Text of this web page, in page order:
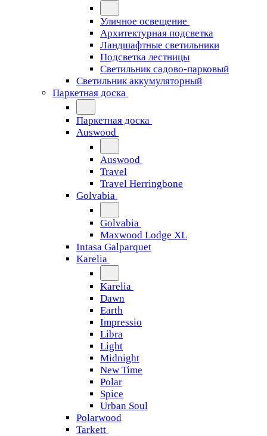
Уличное освещение
Архитектурная подсветка
Ландшафтные светильники
Подсветка лестницы
Светильник садово-парковый
Светильник аккумуляторный
Паркетная доска
Паркетная доска
Auswood
Auswood
Travel
Travel Herringbone
Golvabia
Golvabia
Maxwood Lodge XL
Intasa Galparquet
Karelia
Karelia
Dawn
Earth
Impressio
Libra
Light
Midnight
New Time
Polar
Spice
Urban Soul
Polarwood
Tarkett